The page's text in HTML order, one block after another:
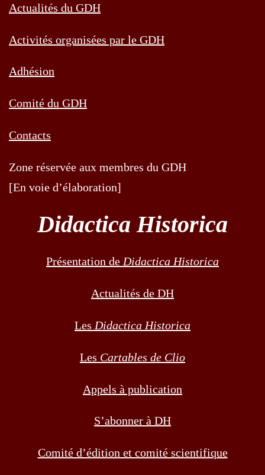
Actualités du GDH
Activités organisées par le GDH
Adhésion
Comité du GDH
Contacts
Zone réservée aux membres du GDH
[En voie d’élaboration]
Didactica Historica
Présentation de Didactica Historica
Actualités de DH
Les Didactica Historica
Les Cartables de Clio
Appels à publication
S’abonner à DH
Comité d’édition et comité scientifique